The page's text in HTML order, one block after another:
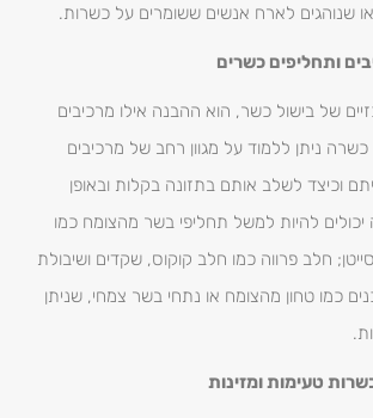
או שנוהגים לארח אנשים ששומרים על כשרות.
של בישול כשר, הוא ההבנה אילו מרכיבים
ניתן ללמוד על מגוון רחב של מרכיבים
וכיצד לשלב אותם בתזונה בקלות ובאופן
יכולים להיות למשל תחליפי בשר מהצומח כמו
חלב פרווה כמו חלב קוקוס, שקדים ושיבולת
כמו טחון מהצומח או נתחי בשר צמחי, שניתן